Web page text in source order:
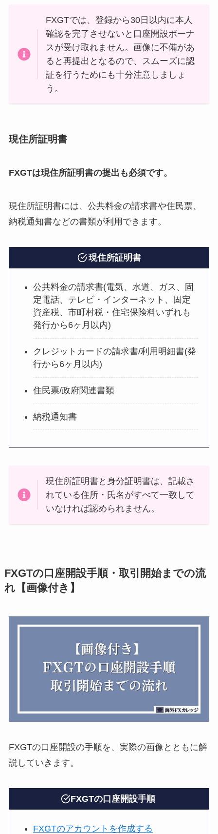
FXGTでは、登録から30日以内に本人
確認を完了させないと口座開設ボーナ
スが受け取れません。画像に不備があ
ると再提出となるので、スムーズに認
証を行うためにも十分注意しましょ
う。
現住所証明書
FXGTは現住所証明書の提出も必須です。
現住所証明書には、公共料金の請求書や住民票、
納税通知書などの書類が利用できます。
現住所証明書
公共料金の請求書(電気、水道、ガス、固
定電話、テレビ・インターネット、固定
資産税、市町村税・住宅保険料いずれも
発行から6ヶ月以内)
クレジットカードの請求書/利用明細書(発
行から6ヶ月以内)
住民票/政府関連書類
納税通知書
現住所証明書と身分証明書は、記載さ
れている住所・氏名がすべて一致して
いなければ認められません。
FXGTの口座開設手順・取引開始までの流
れ【画像付き】
FXGTの口座開設の手順を、実際の画像とともに解
説していきます。
FXGTの口座開設手順
FXGTのアカウントを作成する